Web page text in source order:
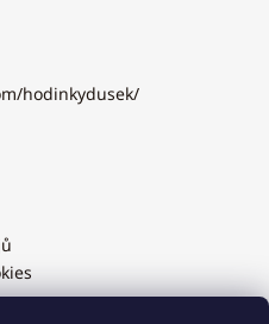
hodinkydusek/